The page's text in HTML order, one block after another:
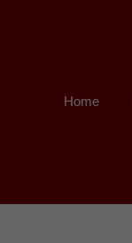
Home